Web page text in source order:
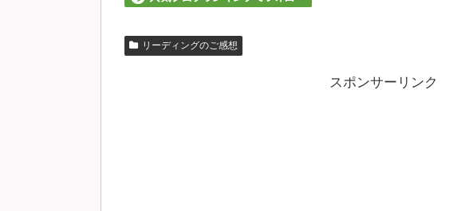
リーディングのご感想
スポンサーリンク